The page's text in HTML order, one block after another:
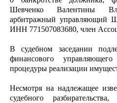
Шевченко Валентины
арбитражный управляющий
ИНН 771507083680, член
В судебном заседании
финансового
процедуры реализации
Несмотря на надлежащее
судебного